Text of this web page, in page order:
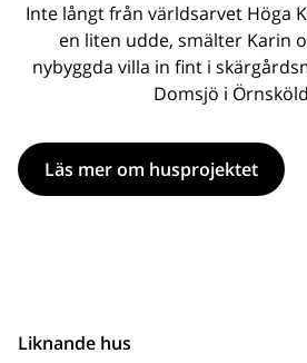
Inte långt från världsarvet Höga
en liten udde, smälter Karin
nybyggda villa in fint i
Domsjö i
Läs mer om husprojektet
Liknande hus